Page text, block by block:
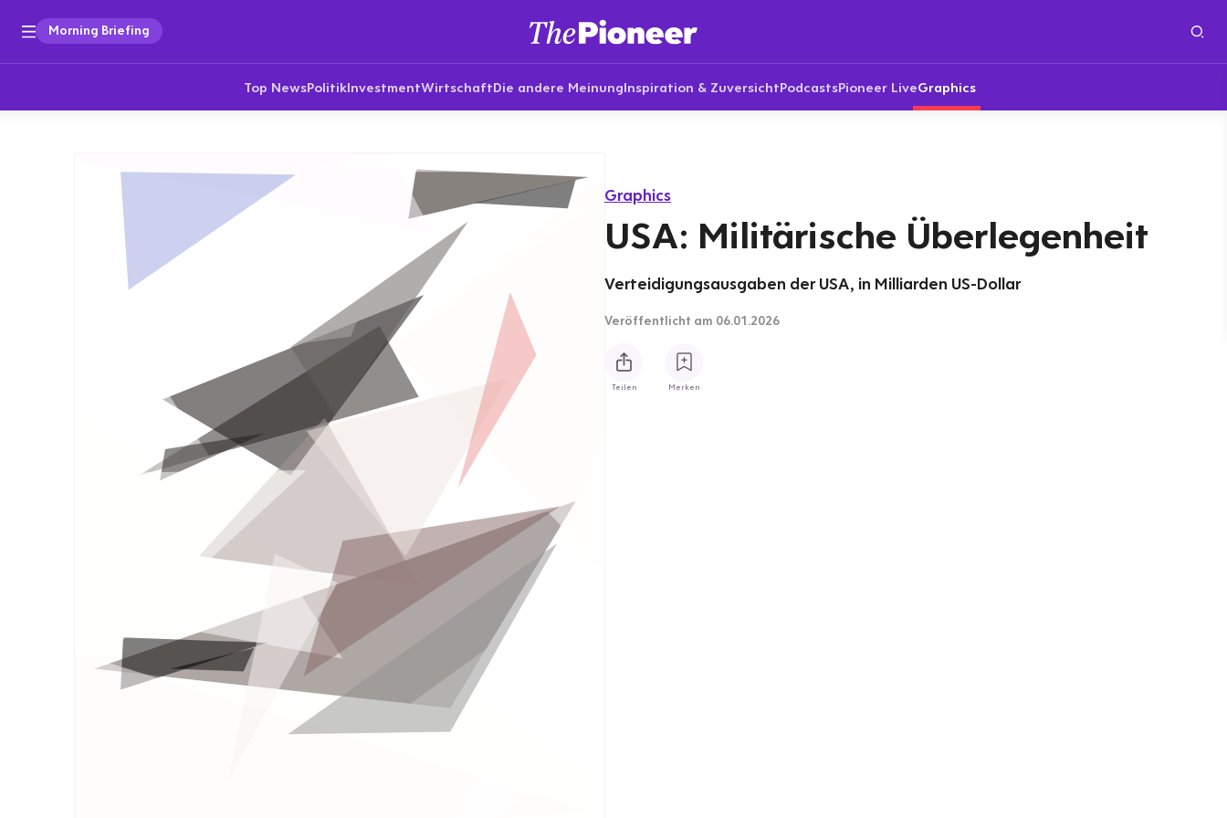
Morning Briefing
Top NewsPolitikInvestmentWirtschaftDie andere MeinungInspiration & ZuversichtPodcastsPioneer LiveGraphics
Graphics
USA: Militärische Überlegenheit
Verteidigungsausgaben der USA, in Milliarden US-Dollar
Veröffentlicht am 06.01.2026
Teilen Merken